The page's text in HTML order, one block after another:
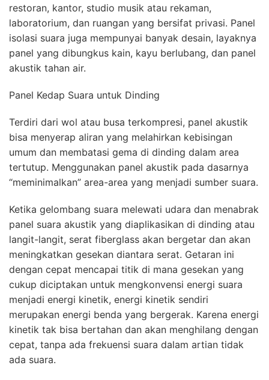
restoran, kantor, studio musik atau rekaman,
laboratorium, dan ruangan yang bersifat privasi. Panel
isolasi suara juga mempunyai banyak desain, layaknya
panel yang dibungkus kain, kayu berlubang, dan panel
akustik tahan air.
Panel Kedap Suara untuk Dinding
Terdiri dari wol atau busa terkompresi, panel akustik
bisa menyerap aliran yang melahirkan kebisingan
umum dan membatasi gema di dinding dalam area
tertutup. Menggunakan panel akustik pada dasarnya
“meminimalkan” area-area yang menjadi sumber suara.
Ketika gelombang suara melewati udara dan menabrak
panel suara akustik yang diaplikasikan di dinding atau
langit-langit, serat fiberglass akan bergetar dan akan
meningkatkan gesekan diantara serat. Getaran ini
dengan cepat mencapai titik di mana gesekan yang
cukup diciptakan untuk mengkonvensi energi suara
menjadi energi kinetik, energi kinetik sendiri
merupakan energi benda yang bergerak. Karena energi
kinetik tak bisa bertahan dan akan menghilang dengan
cepat, tanpa ada frekuensi suara dalam artian tidak
ada suara.